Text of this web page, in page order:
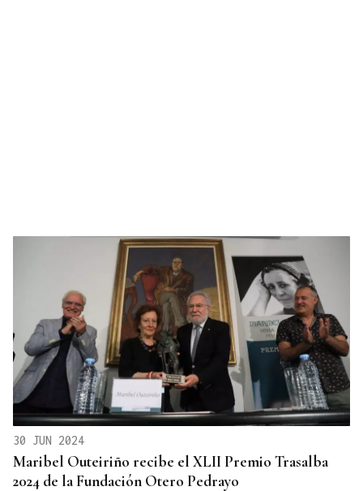
30 JUN 2024
Maribel Outeiriño recibe el XLII Premio Trasalba
2024 de la Fundación Otero Pedrayo